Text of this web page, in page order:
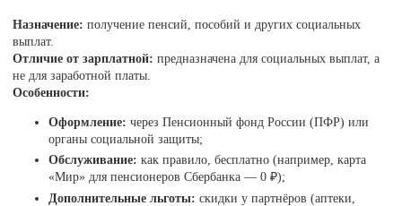
Назначение: получение пенсий, пособий и других социальных
выплат.
Отличие от зарплатной: предназначена для социальных выплат, а
не для заработной платы.
Особенности:
Оформление: через Пенсионный фонд России (ПФР) или
органы социальной защиты;
Обслуживание: как правило, бесплатно (например, карта
«Мир» для пенсионеров Сбербанка — 0 ₽);
Дополнительные льготы: скидки у партнёров (аптеки,